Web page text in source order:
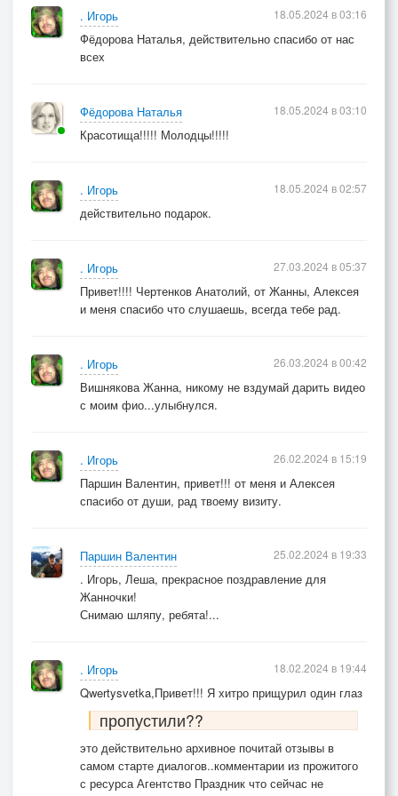
. Игорь
Фёдорова Наталья, действительно спасибо от нас
всех
18.05.2024 в 03:16
Фёдорова Наталья
Красотища!!!!! Молодцы!!!!!
18.05.2024 в 03:10
. Игорь
действительно подарок.
18.05.2024 в 02:57
. Игорь
Привет!!!! Чертенков Анатолий, от Жанны, Алексея
и меня спасибо что слушаешь, всегда тебе рад.
27.03.2024 в 05:37
. Игорь
Вишнякова Жанна, никому не вздумай дарить видео
с моим фио...улыбнулся.
26.03.2024 в 00:42
. Игорь
Паршин Валентин, привет!!! от меня и Алексея
спасибо от души, рад твоему визиту.
26.02.2024 в 15:19
Паршин Валентин
. Игорь, Леша, прекрасное поздравление для
Жанночки!
Снимаю шляпу, ребята!...
25.02.2024 в 19:33
. Игорь
Qwertysvetka,Привет!!! Я хитро прищурил один глаз
пропустили??
это действительно архивное почитай отзывы в
самом старте диалогов..комментарии из прожитого
с ресурса Агентство Праздник что сейчас не
18.02.2024 в 19:44